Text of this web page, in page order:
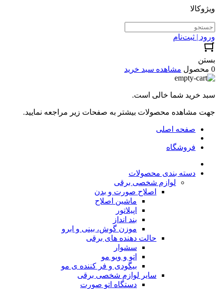
ویژوکالا
ورود | ثبت‌نام
بستن
0 محصول
مشاهده سبد خرید
سبد خرید شما خالی است.
جهت مشاهده محصولات بیشتر به صفحات زیر مراجعه نمایید.
صفحه اصلی
فروشگاه
دسته بندی محصولات
لوازم شخصی برقی
اصلاح صورت و بدن
ماشین اصلاح
اپیلاتور
بند انداز
موزن گوش، بینی و ابرو
حالت دهنده های برقی
سشوار
اتو و ویو مو
بیگودی و فر کننده ی مو
سایر لوازم شخصی برقی
دستگاه اتو صورت